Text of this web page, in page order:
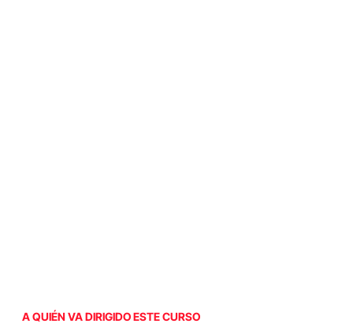
A QUIÉN VA DIRIGIDO ESTE CURSO